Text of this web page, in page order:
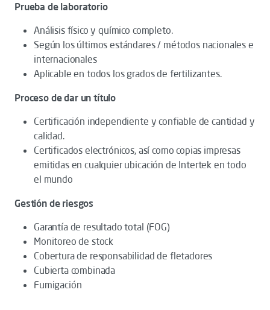
Prueba de laboratorio
Análisis físico y químico completo.
Según los últimos estándares / métodos nacionales e
internacionales
Aplicable en todos los grados de fertilizantes.
Proceso de dar un título
Certificación independiente y confiable de cantidad y
calidad.
Certificados electrónicos, así como copias impresas
emitidas en cualquier ubicación de Intertek en todo
el mundo
Gestión de riesgos
Garantía de resultado total (FOG)
Monitoreo de stock
Cobertura de responsabilidad de fletadores
Cubierta combinada
Fumigación